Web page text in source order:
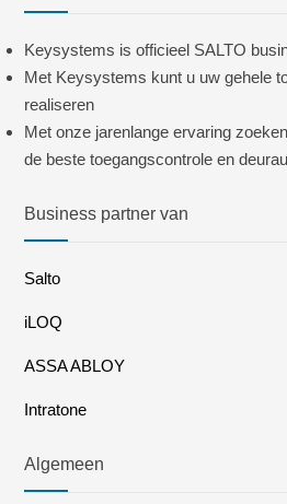
Keysystems is officieel SALTO
Met Keysystems kunt u uw gehele
realiseren
Met onze jarenlange ervaring
de beste toegangscontrole en
Business partner van
Salto
iLOQ
ASSA ABLOY
Intratone
Algemeen